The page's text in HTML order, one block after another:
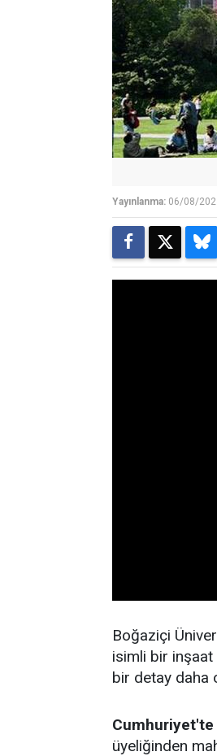
Yayınlanma: 06/08/
Boğaziçi
isimli bir inşaat
bir detay daha
üyeliğinden